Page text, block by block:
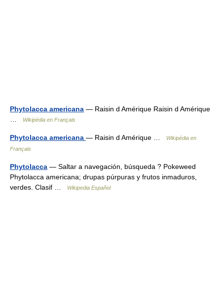
Phytolacca americana — Raisin d Amérique Raisin d Amérique
Wikipédia en Français
Phytolacca americana — Raisin d Amérique …
Wikipédia en
Français
Phytolacca — Saltar a navegación, búsqueda ? Pokeweed
Phytolacca americana; drupas púrpuras y frutos inmaduros,
verdes. Clasif …
Wikipedia Español